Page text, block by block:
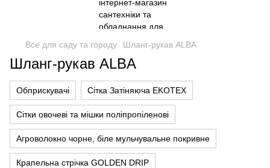
Все для саду та городу Шланг-рукав ALBA
Шланг-рукав ALBA
Обприскувачі Сітка Затіняюча EKOTEX
Сітки овочеві та мішки поліпропіленові
Агроволокно чорне, біле мульчувальне покривне
Крапельна стрічка GOLDEN DRIP